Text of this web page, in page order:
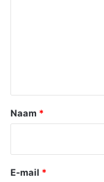
*
Naam *
E-mail *